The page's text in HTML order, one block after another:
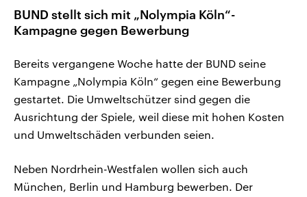
BUND stellt sich mit „Nolympia Köln“-
Kampagne gegen Bewerbung
Bereits vergangene Woche hatte der BUND seine
Kampagne „Nolympia Köln“ gegen eine Bewerbung
gestartet. Die Umweltschützer sind gegen die
Ausrichtung der Spiele, weil diese mit hohen Kosten
und Umweltschäden verbunden seien.
Neben Nordrhein-Westfalen wollen sich auch
München, Berlin und Hamburg bewerben. Der